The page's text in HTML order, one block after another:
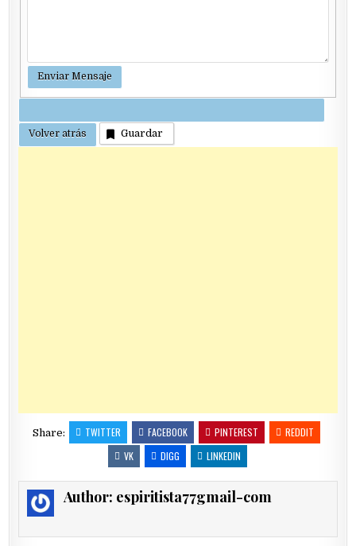
Guardar
Share: TWITTER FACEBOOK PINTEREST
REDDIT
VK
DIGG LINKEDIN
Author: espiritista77gmail-com